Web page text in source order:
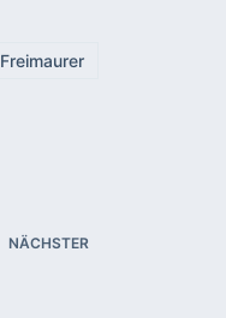
Freimaurer
NÄCHSTER